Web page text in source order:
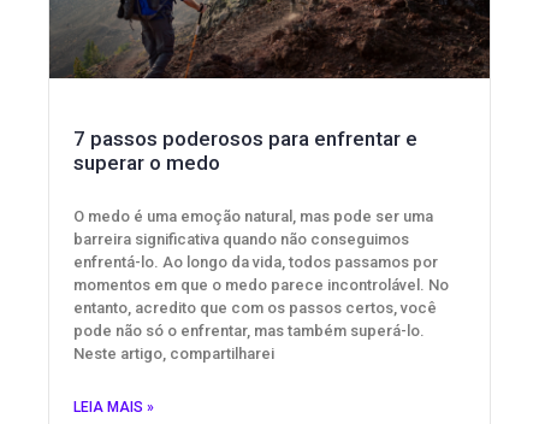
7 passos poderosos para enfrentar e
superar o medo
O medo é uma emoção natural, mas pode ser uma
barreira significativa quando não conseguimos
enfrentá-lo. Ao longo da vida, todos passamos por
momentos em que o medo parece incontrolável. No
entanto, acredito que com os passos certos, você
pode não só o enfrentar, mas também superá-lo.
Neste artigo, compartilharei
LEIA MAIS »